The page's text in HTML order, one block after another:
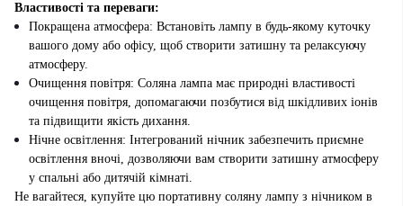
Властивості та переваги:
Покращена атмосфера: Встановіть лампу в будь-якому куточку
вашого дому або офісу, щоб створити затишну та релаксуючу
атмосферу.
Очищення повітря: Соляна лампа має природні властивості
очищення повітря, допомагаючи позбутися від шкідливих іонів
та підвищити якість дихання.
Нічне освітлення: Інтегрований нічник забезпечить приємне
освітлення вночі, дозволяючи вам створити затишну атмосферу
у спальні або дитячій кімнаті.
Не вагайтеся, купуйте цю портативну соляну лампу з нічником в